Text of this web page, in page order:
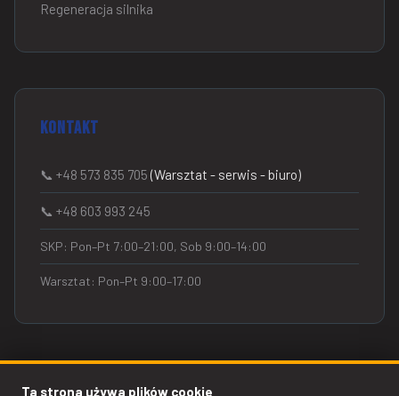
Regeneracja silnika
Kontakt
📞 +48 573 835 705 (Warsztat - serwis - biuro)
📞 +48 603 993 245
SKP: Pon–Pt 7:00–21:00, Sob 9:00–14:00
Warsztat: Pon–Pt 9:00–17:00
Ta strona używa plików cookie